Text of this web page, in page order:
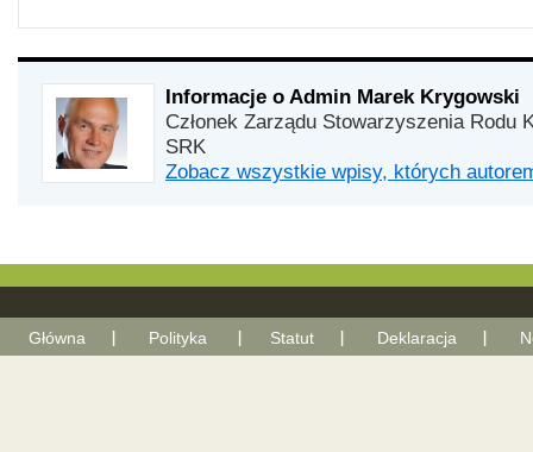
Informacje o Admin Marek Krygowski
Członek Zarządu Stowarzyszenia Rodu
SRK
Zobacz wszystkie wpisy, których
Główna Polityka Statut Deklaracja With